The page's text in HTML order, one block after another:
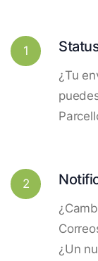
1
¿Tu
2
¿Un